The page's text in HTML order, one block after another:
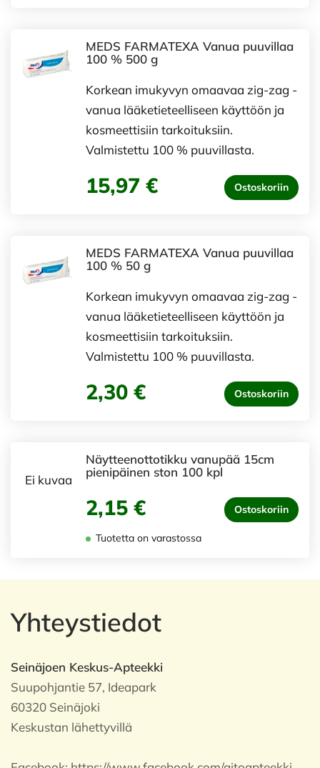
MEDS FARMATEXA Vanua puuvillaa
100 % 500 g
Korkean imukyvyn omaavaa zig-zag -
vanua lääketieteelliseen käyttöön ja
kosmeettisiin tarkoituksiin.
Valmistettu 100 % puuvillasta.
15,97 € Ostoskoriin
MEDS FARMATEXA Vanua puuvillaa
100 % 50 g
Korkean imukyvyn omaavaa zig-zag -
vanua lääketieteelliseen käyttöön ja
kosmeettisiin tarkoituksiin.
Valmistettu 100 % puuvillasta.
2,30 € Ostoskoriin
Ei kuvaa
Näytteenottotikku vanupää 15cm
pienipäinen ston 100 kpl
2,15 € Ostoskoriin
Tuotetta on varastossa
Yhteystiedot
Seinäjoen Keskus-Apteekki
Suupohjantie 57, Ideapark
60320 Seinäjoki
Keskustan lähettyvillä